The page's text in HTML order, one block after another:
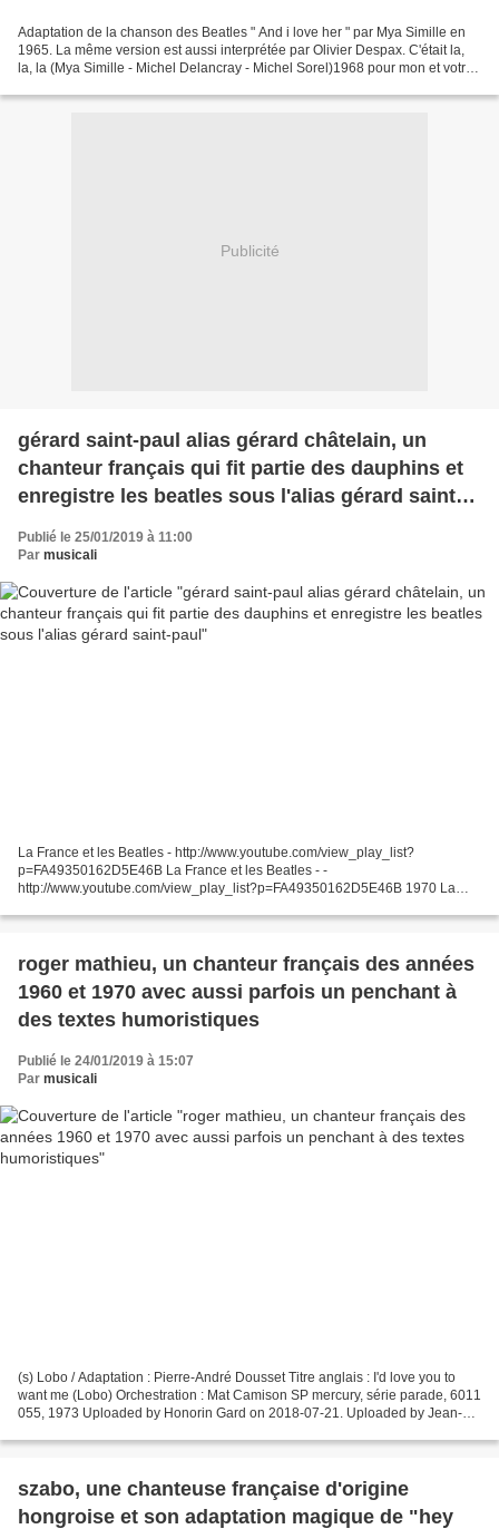
Adaptation de la chanson des Beatles " And i love her " par Mya Simille en
1965. La même version est aussi interprétée par Olivier Despax. C'était la,
la, la (Mya Simille - Michel Delancray - Michel Sorel)1968 pour mon et votre
Publicité
gérard saint-paul alias gérard châtelain, un
chanteur français qui fit partie des dauphins et
enregistre les beatles sous l'alias gérard saint-
Publié le 25/01/2019 à 11:00
Par musicali
La France et les Beatles - http://www.youtube.com/view_play_list?
p=FA49350162D5E46B La France et les Beatles - -
http://www.youtube.com/view_play_list?p=FA49350162D5E46B 1970 La
p=FA49350162D5E46B 1970 1970 1970 1970 This...
roger mathieu, un chanteur français des années
1960 et 1970 avec aussi parfois un penchant à
des textes humoristiques
Publié le 24/01/2019 à 15:07
Par musicali
(s) Lobo / Adaptation : Pierre-André Dousset Titre anglais : I'd love you to
want me (Lobo) Orchestration : Mat Camison SP mercury, série parade, 6011
055, 1973 Uploaded by Honorin Gard on 2018-07-21. Uploaded by Jean-
szabo, une chanteuse française d'origine
hongroise et son adaptation magique de "hey